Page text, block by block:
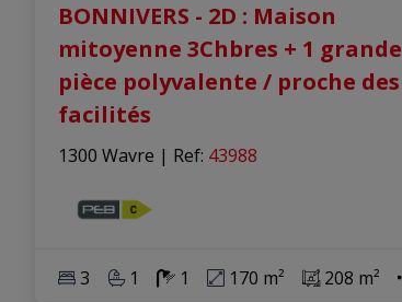
BONNIVERS - 2D : Maison
mitoyenne 3Chbres + 1 grande
pièce polyvalente / proche des
facilités
1300 Wavre | Ref: 43988
3 1 1 170 m² 208 m²